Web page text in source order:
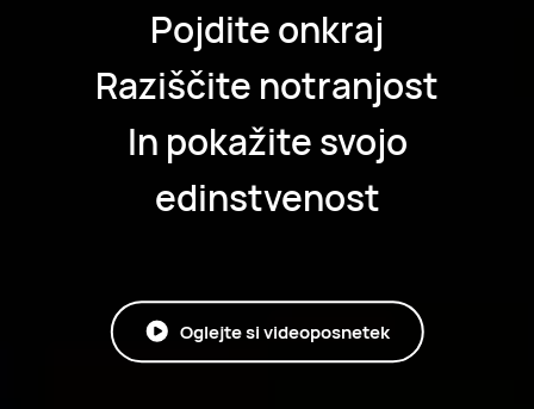
Pojdite onkraj
Raziščite notranjost
In pokažite svojo
edinstvenost
Oglejte si videoposnetek